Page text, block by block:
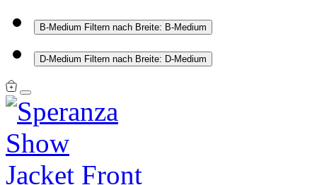
B-Medium Filtern nach Breite: B-Medium
D-Medium Filtern nach Breite: D-Medium